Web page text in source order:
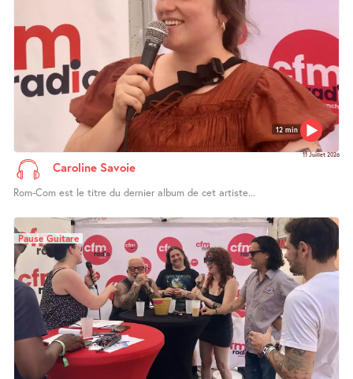
12 min
11 Juillet 2026
Caroline Savoie
Rom-Com est le titre du dernier album de cet artiste...
Pause Guitare